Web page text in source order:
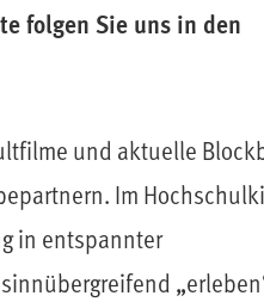
folgen Sie uns in den
und aktuelle
Im
in entspannter